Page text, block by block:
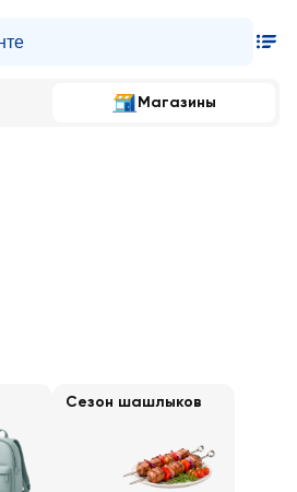
Магазины
Сезон шашлыков